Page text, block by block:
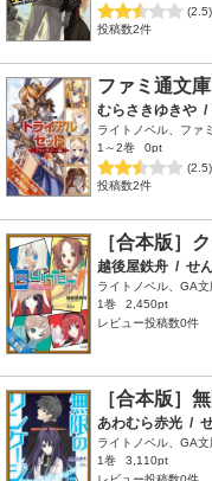
(2.5)
投稿数2件
ファミ通文
むらさきゆきや /
ライトノベル、ファ
1～2巻
0pt
(2.5)
投稿数2件
［合本版］
越後屋鉄舟 / せ
ライトノベル、GA文
1巻
2,450pt
レビュー投稿数0件
［合本版］
あわむら赤光 /
ライトノベル、GA文
1巻
3,110pt